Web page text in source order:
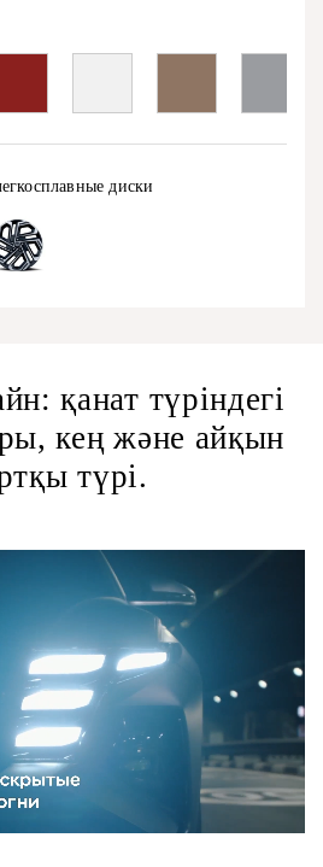
диски
қанат түріндегі
кең және айқын
түрі.